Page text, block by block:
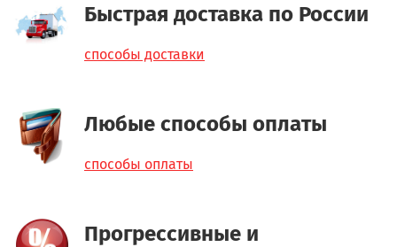
Быстрая доставка по России
способы доставки
Любые способы оплаты
способы оплаты
Прогрессивные и